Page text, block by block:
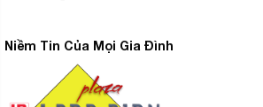
Niềm Tin Của Mọi Gia Đình